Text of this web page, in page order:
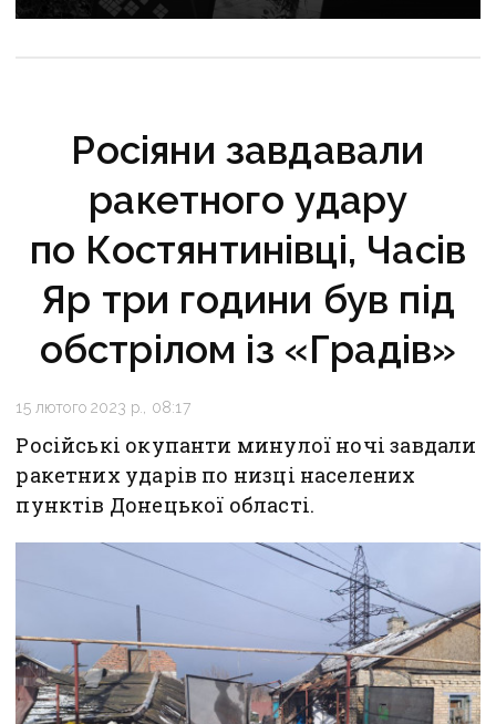
Костянтинівки та прощання з Олексієм Юковим:
Росіяни завдавали
ракетного удару
по Костянтинівці, Часів
Яр три години був під
обстрілом із «Градів»
15 лютого 2023 р., 08:17
Російські окупанти минулої ночі завдали
ракетних ударів по низці населених
пунктів Донецької області.